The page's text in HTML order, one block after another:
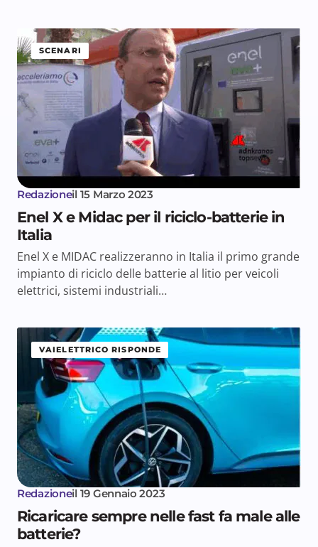
SCENARI
Redazioneil 15 Marzo 2023
Enel X e Midac per il riciclo-batterie in
Italia
Enel X e MIDAC realizzeranno in Italia il primo grande
impianto di riciclo delle batterie al litio per veicoli
elettrici, sistemi industriali…
VAIELETTRICO RISPONDE
Redazioneil 19 Gennaio 2023
Ricaricare sempre nelle fast fa male alle
batterie?